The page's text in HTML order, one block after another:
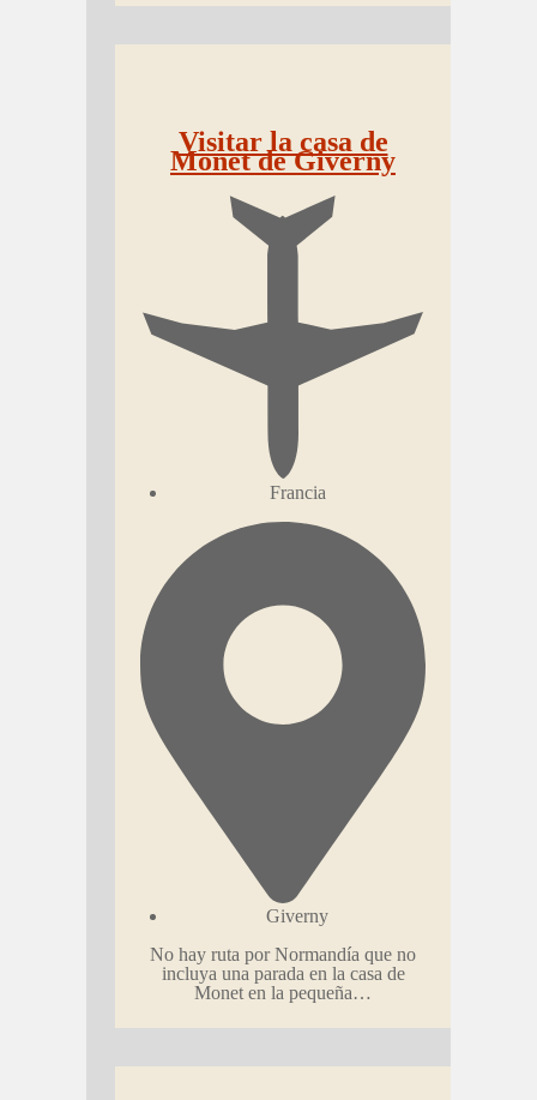
Visitar la casa de
Monet de Giverny
Francia
Giverny
No hay ruta por Normandía que no
incluya una parada en la casa de
Monet en la pequeña…